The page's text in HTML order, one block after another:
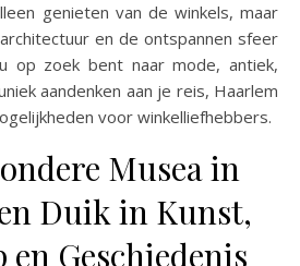
genieten van de winkels, maar
en de ontspannen sfeer
op zoek bent naar mode, antiek,
aandenken aan je reis, Haarlem
voor winkelliefhebbers.
Musea in
Duik in Kunst,
en Geschiedenis